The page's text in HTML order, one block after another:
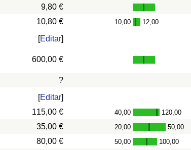
9,80 €
10,80 € 10,00 - 12,00
[Editar]
600,00 €
?
[Editar]
115,00 € 40,00 - 120,00
35,00 € 20,00 - 50,00
80,00 € 50,00 - 100,00